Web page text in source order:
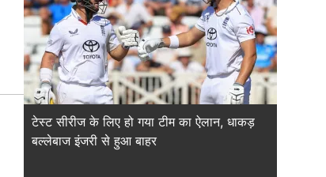
टेस्ट सीरीज के लिए हो गया टीम का ऐलान, धाकड़
बल्लेबाज इंजरी से हुआ बाहर